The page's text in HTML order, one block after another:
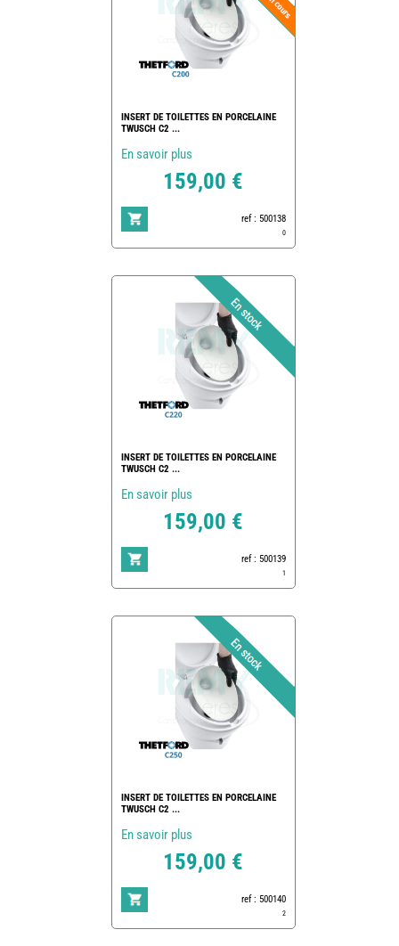
INSERT DE TOILETTES EN PORCELAINE
TWUSCH C2 ...
En savoir plus
159,00 €
ref : 500138
0
INSERT DE TOILETTES EN PORCELAINE
TWUSCH C2 ...
En savoir plus
159,00 €
ref : 500139
1
INSERT DE TOILETTES EN PORCELAINE
TWUSCH C2 ...
En savoir plus
159,00 €
ref : 500140
2